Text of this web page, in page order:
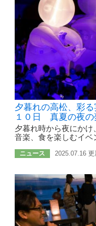
夕暮れの高松、彩
１０日 真夏の夜の
夕暮れ時から夜にか
音楽、食を楽しむイベ
ニュース 2025.07.16 更